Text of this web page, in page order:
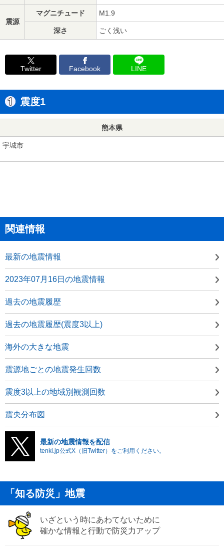
震源
マグニチュード M1.9
深さ ごく浅い
Twitter Facebook LINE
震度1
熊本県
宇城市
関連情報
最新の地震情報
2023年07月16日の地震情報
過去の地震履歴
過去の地震履歴(震度3以上)
海外の大きな地震
震源地ごとの地震発生回数
震度3以上の地域別観測回数
震央分布図
最新の地震情報を配信
tenki.jp公式X（旧Twitter）をご利用ください。
「知る防災」地震
いざという時にあわてないために
確かな情報と行動で防災力アップ